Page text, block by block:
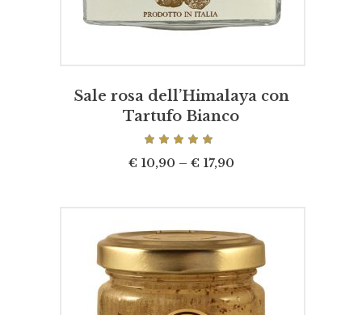
Sale rosa dell’Himalaya con
Tartufo Bianco
su 5
€ 10,90 – € 17,90